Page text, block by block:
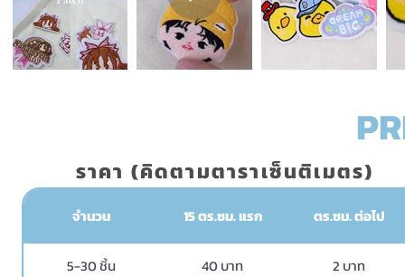
ราคา (คิดตามตาราเซ็นติเมตร)
จำนวน 15 ตร.ซม. แรก ตร.ซม. ต่อไป
5-30 ชิ้น 40 บาท 2 บาท